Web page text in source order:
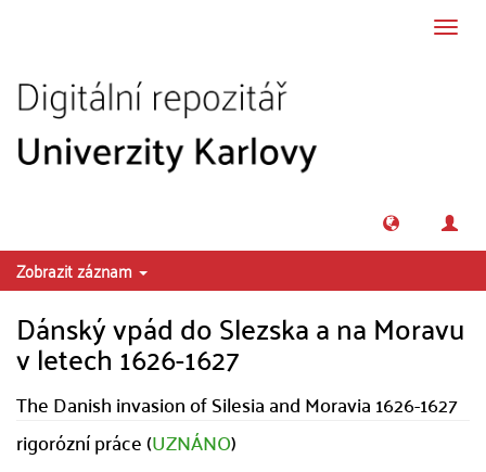
Zobrazit záznam
Dánský vpád do Slezska a na Moravu
v letech 1626-1627
The Danish invasion of Silesia and Moravia 1626-1627
rigorózní práce (UZNÁNO)